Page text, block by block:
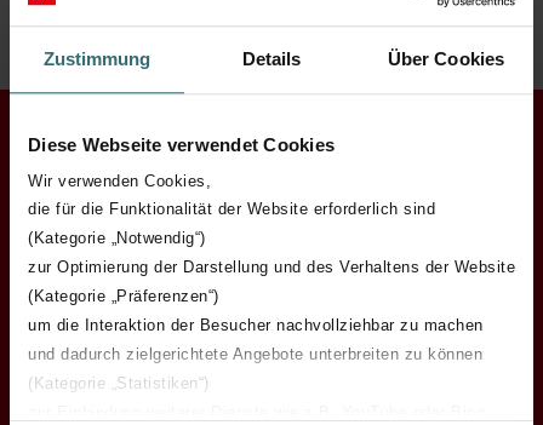
Zustimmung Details Über Cookies
Diese Webseite verwendet Cookies
Wir verwenden Cookies,
die für die Funktionalität der Website erforderlich sind
(Kategorie „Notwendig“)
zur Optimierung der Darstellung und des Verhaltens der Website
(Kategorie „Präferenzen“)
um die Interaktion der Besucher nachvollziehbar zu machen
und dadurch zielgerichtete Angebote unterbreiten zu können
(Kategorie „Statistiken“)
Got questions or need
more information?
Our knowledgeable team is on
hand to assist you.